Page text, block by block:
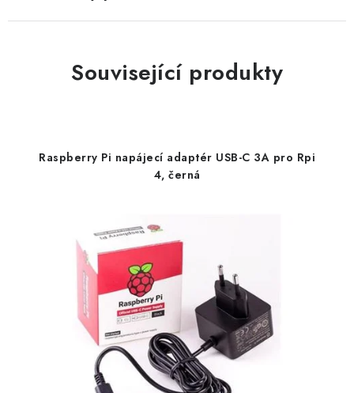
Související produkty
Raspberry Pi napájecí adaptér USB-C 3A pro Rpi
4, černá